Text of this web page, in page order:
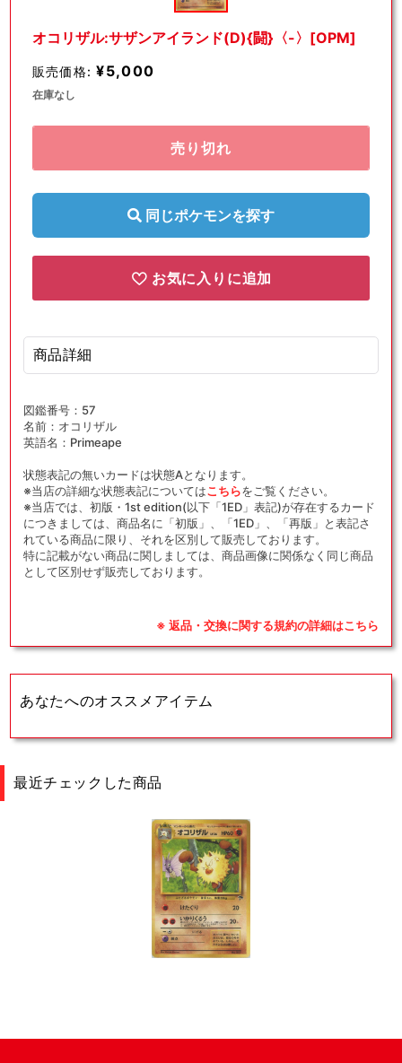
ィ
(1)
を
オコリザル:サザンアイランド(D){闘}〈-〉[OPM]
販売価格: ¥5,000
在庫なし
売り切れ
同じポケモンを探す
お気に入りに追加
商品詳細
図鑑番号：57
名前：オコリザル
英語名：Primeape
状態表記の無いカードは状態Aとなります。
※当店の詳細な状態表記についてはこちらをご覧ください。
※当店では、初版・1st edition(以下「1ED」表記)が存在するカード
につきましては、商品名に「初版」、「1ED」、「再版」と表記さ
れている商品に限り、それを区別して販売しております。
特に記載がない商品に関しましては、商品画像に関係なく同じ商品
として区別せず販売しております。
※ 返品・交換に関する規約の詳細はこちら
あなたへのオススメアイテム
最近チェックした商品